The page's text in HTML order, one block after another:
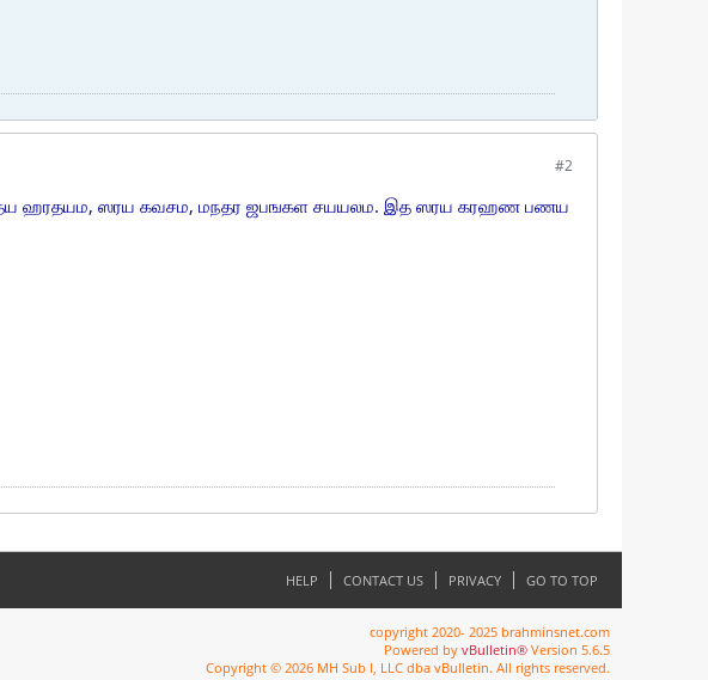
#2
ஹரதயம, ஸரய கவசம, மநதர ஜபஙகள சயயலம. இத ஸரய கரஹண பணய
HELP CONTACT US PRIVACY GO TO TOP
copyright 2020- 2025 brahminsnet.com
Powered by vBulletin® Version 5.6.5
Copyright © 2026 MH Sub I, LLC dba vBulletin. All rights reserved.